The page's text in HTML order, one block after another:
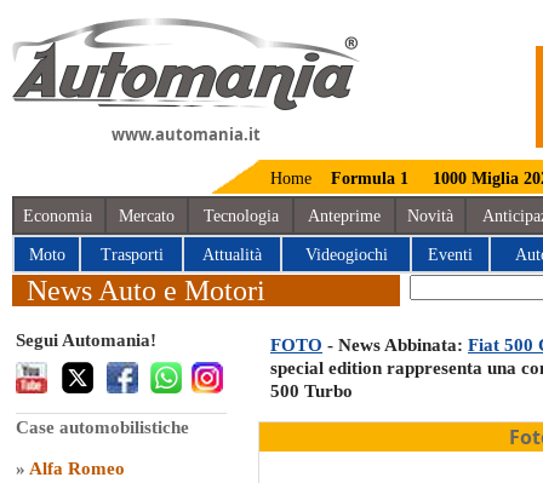
www.automania.it
Home Formula 1 1000 Miglia
Economia Mercato Tecnologia Anteprime Novità
Moto Trasporti Attualità Videogiochi Eventi
News Auto e Motori
Segui Automania!
Case automobilistiche
» Alfa Romeo
FOTO - News Abbinata: Fiat 500
special edition rappresenta una
500 Turbo